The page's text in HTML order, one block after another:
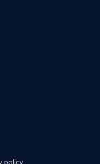
policy.